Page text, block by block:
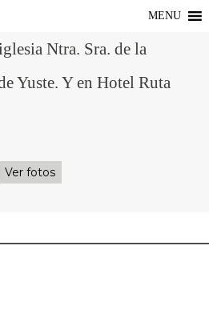
MENU
Ntra. Sra. de la
Yuste. Y en Hotel Ruta
Ver fotos